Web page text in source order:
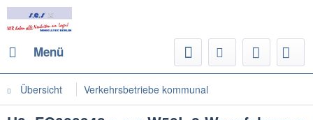
Menü
Übersicht Verkehrsbetriebe kommunal